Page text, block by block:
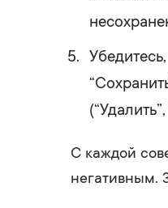
С каждой
негативным.